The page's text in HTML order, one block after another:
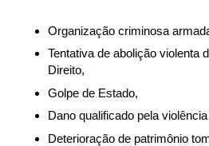
Organização criminosa
Tentativa de abolição violenta
Direito,
Golpe de Estado,
Dano qualificado pela
Deterioração de patrimônio